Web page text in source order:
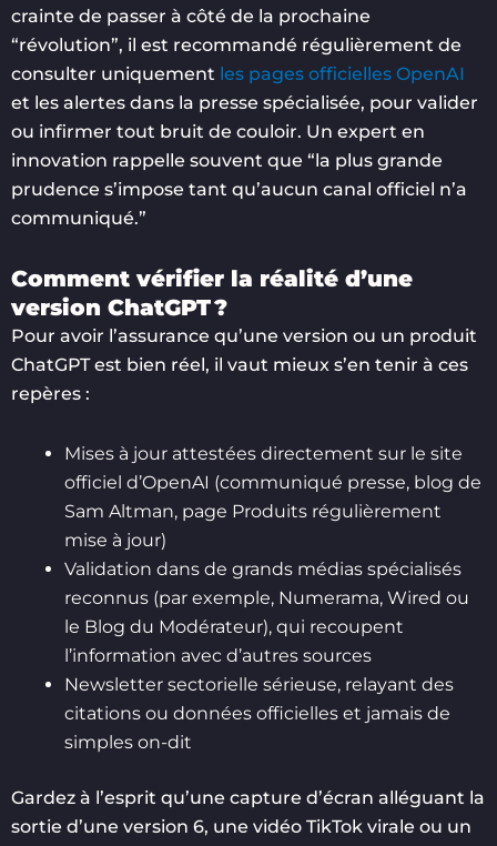
crainte de passer à côté de la prochaine
“révolution”, il est recommandé régulièrement de
consulter uniquement les pages officielles OpenAI
et les alertes dans la presse spécialisée, pour valider
ou infirmer tout bruit de couloir. Un expert en
innovation rappelle souvent que “la plus grande
prudence s’impose tant qu’aucun canal officiel n’a
communiqué.”
Comment vérifier la réalité d’une
version ChatGPT ?
Pour avoir l’assurance qu’une version ou un produit
ChatGPT est bien réel, il vaut mieux s’en tenir à ces
repères :
Mises à jour attestées directement sur le site
officiel d’OpenAI (communiqué presse, blog de
Sam Altman, page Produits régulièrement
mise à jour)
Validation dans de grands médias spécialisés
reconnus (par exemple, Numerama, Wired ou
le Blog du Modérateur), qui recoupent
l’information avec d’autres sources
Newsletter sectorielle sérieuse, relayant des
citations ou données officielles et jamais de
simples on-dit
Gardez à l’esprit qu’une capture d’écran alléguant la
sortie d’une version 6, une vidéo TikTok virale ou un